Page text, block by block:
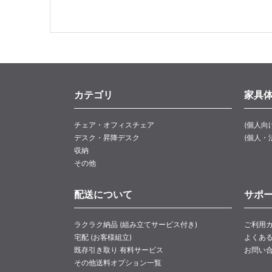
カテゴリ
チェア・オフィスチェア
デスク・昇降デスク
収納
その他
家具
(個人向
(個人・
配送について
ラクラク納品 (組み立てサービス付き)
宅配 (お客様組立)
既存引き取り 有料サービス
その他送料オプション一覧
サポ
ご利用
よくあ
お問い